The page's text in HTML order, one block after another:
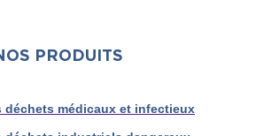
PRODUITS
déchets médicaux et infectieux